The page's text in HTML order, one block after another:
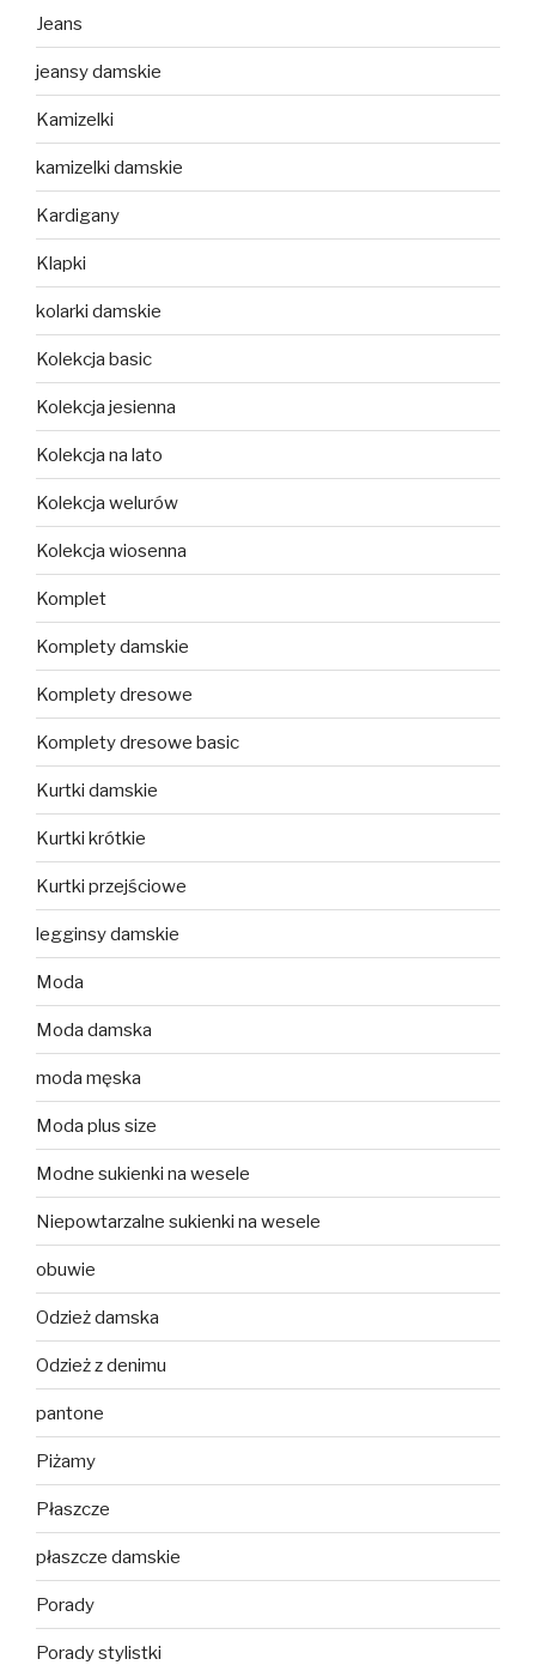
Jeans
jeansy damskie
Kamizelki
kamizelki damskie
Kardigany
Klapki
kolarki damskie
Kolekcja basic
Kolekcja jesienna
Kolekcja na lato
Kolekcja welurów
Kolekcja wiosenna
Komplet
Komplety damskie
Komplety dresowe
Komplety dresowe basic
Kurtki damskie
Kurtki krótkie
Kurtki przejściowe
legginsy damskie
Moda
Moda damska
moda męska
Moda plus size
Modne sukienki na wesele
Niepowtarzalne sukienki na wesele
obuwie
Odzież damska
Odzież z denimu
pantone
Piżamy
Płaszcze
płaszcze damskie
Porady
Porady stylistki